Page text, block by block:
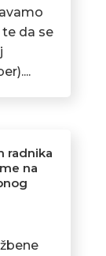
da se
radnika
na